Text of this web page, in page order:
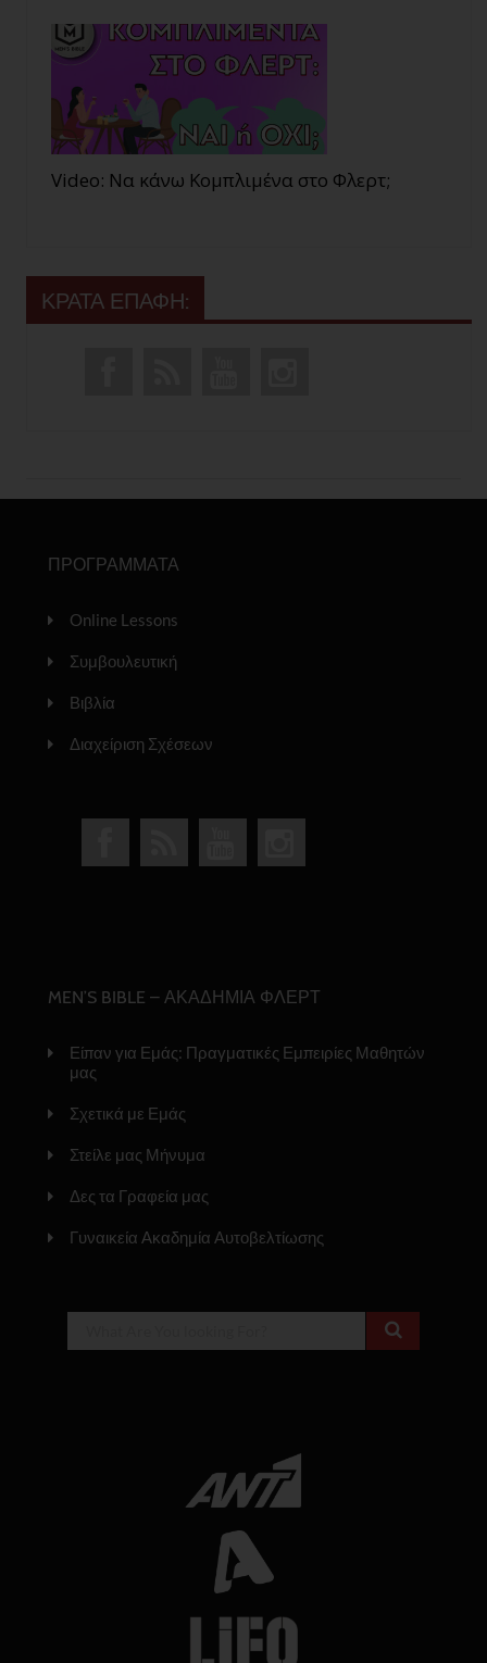
Video: Να κάνω Κομπλιμένα στο Φλερτ;
ΚΡΑΤΑ ΕΠΑΦΗ:
ΠΡΟΓΡΑΜΜΑΤΑ
Online Lessons
Συμβουλευτική
Βιβλία
Διαχείριση Σχέσεων
MEN’S BIBLE – ΑΚΑΔΗΜΙΑ ΦΛΕΡΤ
Είπαν για Εμάς: Πραγματικές Εμπειρίες Μαθητών
μας
Σχετικά με Εμάς
Στείλε μας Μήνυμα
Δες τα Γραφεία μας
Γυναικεία Ακαδημία Αυτοβελτίωσης